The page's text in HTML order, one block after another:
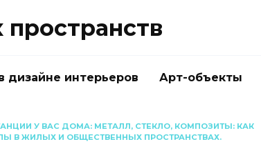
дизайне интерьеров Арт-объекты
У ВАС ДОМА: МЕТАЛЛ, СТЕКЛО, КОМПОЗИТЫ: КАК
В ЖИЛЫХ И ОБЩЕСТВЕННЫХ ПРОСТРАНСТВАХ.